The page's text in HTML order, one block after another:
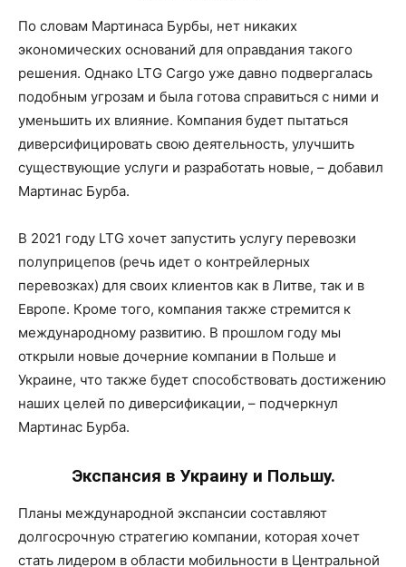
По словам Мартинаса Бурбы, нет никаких
экономических оснований для оправдания такого
решения. Однако LTG Cargo уже давно подвергалась
подобным угрозам и была готова справиться с ними и
уменьшить их влияние. Компания будет пытаться
диверсифицировать свою деятельность, улучшить
существующие услуги и разработать новые, – добавил
Мартинас Бурба.
В 2021 году LTG хочет запустить услугу перевозки
полуприцепов (речь идет о контрейлерных
перевозках) для своих клиентов как в Литве, так и в
Европе. Кроме того, компания также стремится к
международному развитию. В прошлом году мы
открыли новые дочерние компании в Польше и
Украине, что также будет способствовать достижению
наших целей по диверсификации, – подчеркнул
Мартинас Бурба.
Экспансия в Украину и Польшу.
Планы международной экспансии составляют
долгосрочную стратегию компании, которая хочет
стать лидером в области мобильности в Центральной